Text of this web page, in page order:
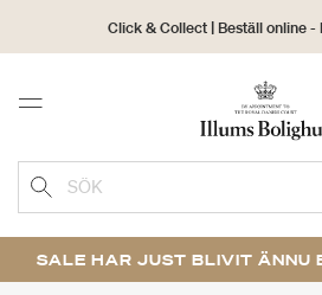
Click & Collect | Beställ online
30 dagars returrätt
Menu
SÖK
SALE HAR JUST BLIVIT ÄNNU